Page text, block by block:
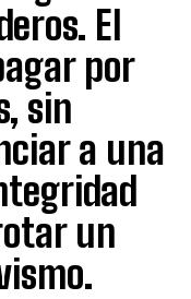
El
por
sin
a una
un